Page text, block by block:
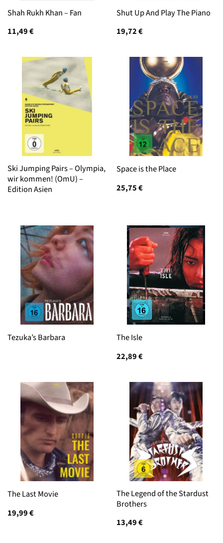
Shah Rukh Khan – Fan
11,49€
Shut Up And Play The Piano
19,72€
Ski Jumping Pairs – Olympia,
wir kommen! (OmU) –
Edition Asien
Space is the Place
25,75€
Tezuka’s Barbara
The Isle
22,89€
The Last Movie
19,99€
The Legend of the Stardust
Brothers
13,49€